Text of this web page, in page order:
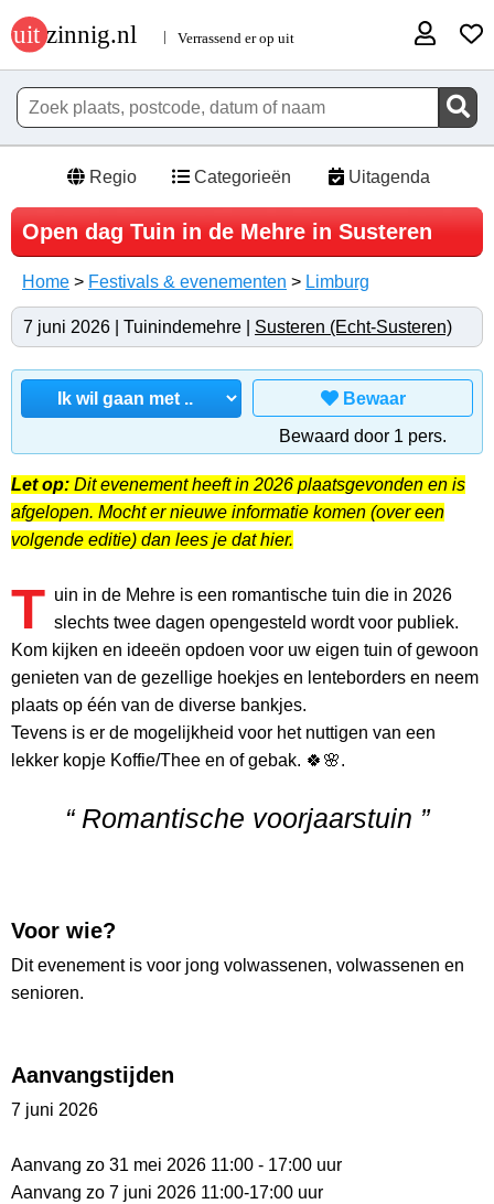
Regio Categorieën Uitagenda
Open dag Tuin in de Mehre in Susteren
Home > Festivals & evenementen > Limburg
7 juni 2026 | Tuinindemehre | Susteren (Echt-Susteren)
Bewaar
Bewaard door 1 pers.
Let op: Dit evenement heeft in 2026 plaatsgevonden en is
afgelopen. Mocht er nieuwe informatie komen (over een
volgende editie) dan lees je dat hier.
T uin in de Mehre is een romantische tuin die in 2026
slechts twee dagen opengesteld wordt voor publiek.
Kom kijken en ideeën opdoen voor uw eigen tuin of gewoon
genieten van de gezellige hoekjes en lenteborders en neem
plaats op één van de diverse bankjes.
Tevens is er de mogelijkheid voor het nuttigen van een
lekker kopje Koffie/Thee en of gebak. 🍀🌸.
“ Romantische voorjaarstuin ”
Voor wie?
Dit evenement is voor jong volwassenen, volwassenen en
senioren.
Aanvangstijden
7 juni 2026
Aanvang zo 31 mei 2026 11:00 - 17:00 uur
Aanvang zo 7 juni 2026 11:00-17:00 uur